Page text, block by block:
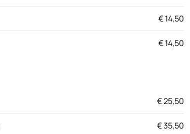
€ 14,50
€ 14,50
€ 25,50
€ 35,50